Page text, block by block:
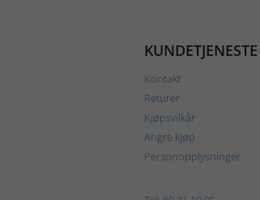
KUNDETJENESTE
Kontakt
Returer
Kjøpsvilkår
Angre kjøp
Personopplysninger